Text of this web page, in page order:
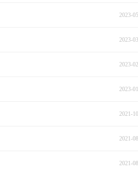
2023-
2023-
2023-
2023-
2021-
2021-
2021-